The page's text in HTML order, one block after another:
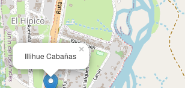
Illihue Cabañas
×